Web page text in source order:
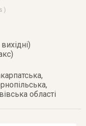
)
області